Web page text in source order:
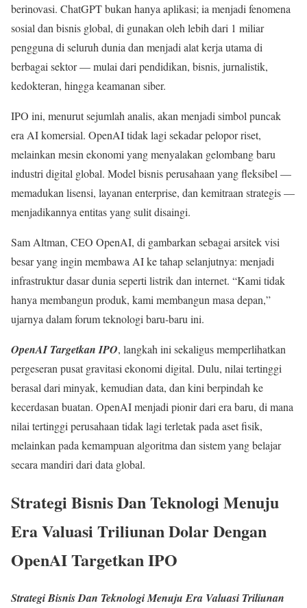
berinovasi. ChatGPT bukan hanya aplikasi; ia menjadi fenomena
sosial dan bisnis global, di gunakan oleh lebih dari 1 miliar
pengguna di seluruh dunia dan menjadi alat kerja utama di
berbagai sektor — mulai dari pendidikan, bisnis, jurnalistik,
kedokteran, hingga keamanan siber.
IPO ini, menurut sejumlah analis, akan menjadi simbol puncak
era AI komersial. OpenAI tidak lagi sekadar pelopor riset,
melainkan mesin ekonomi yang menyalakan gelombang baru
industri digital global. Model bisnis perusahaan yang fleksibel —
memadukan lisensi, layanan enterprise, dan kemitraan strategis —
menjadikannya entitas yang sulit disaingi.
Sam Altman, CEO OpenAI, di gambarkan sebagai arsitek visi
besar yang ingin membawa AI ke tahap selanjutnya: menjadi
infrastruktur dasar dunia seperti listrik dan internet. “Kami tidak
hanya membangun produk, kami membangun masa depan,”
ujarnya dalam forum teknologi baru-baru ini.
OpenAI Targetkan IPO, langkah ini sekaligus memperlihatkan
pergeseran pusat gravitasi ekonomi digital. Dulu, nilai tertinggi
berasal dari minyak, kemudian data, dan kini berpindah ke
kecerdasan buatan. OpenAI menjadi pionir dari era baru, di mana
nilai tertinggi perusahaan tidak lagi terletak pada aset fisik,
melainkan pada kemampuan algoritma dan sistem yang belajar
secara mandiri dari data global.
Strategi Bisnis Dan Teknologi Menuju
Era Valuasi Triliunan Dolar Dengan
OpenAI Targetkan IPO
Strategi Bisnis Dan Teknologi Menuju Era Valuasi Triliunan